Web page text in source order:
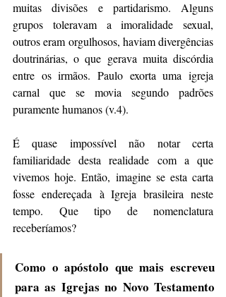
muitas divisões e partidarismo. Alguns
grupos toleravam a imoralidade sexual,
outros eram orgulhosos, haviam divergências
doutrinárias, o que gerava muita discórdia
entre os irmãos. Paulo exorta uma igreja
carnal que se movia segundo padrões
puramente humanos (v.4).
É quase impossível não notar certa
familiaridade desta realidade com a que
vivemos hoje. Então, imagine se esta carta
fosse endereçada à Igreja brasileira neste
tempo. Que tipo de nomenclatura
receberíamos?
Como o apóstolo que mais escreveu
para as Igrejas no Novo Testamento